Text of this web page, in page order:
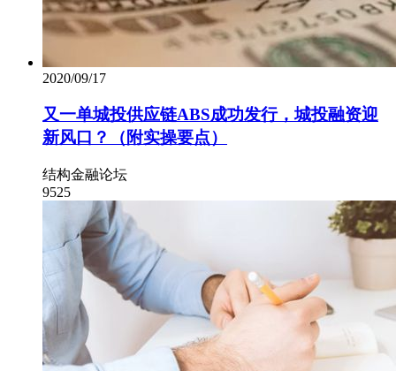
2020/09/17
又一单城投供应链ABS成功发行，城投融资迎
新风口？（附实操要点）
结构金融论坛
9525